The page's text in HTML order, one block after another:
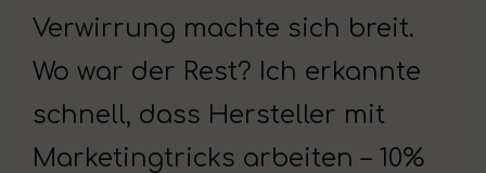
Verwirrung machte sich breit.
Wo war der Rest? Ich erkannte
schnell, dass Hersteller mit
Marketingtricks arbeiten – 10%